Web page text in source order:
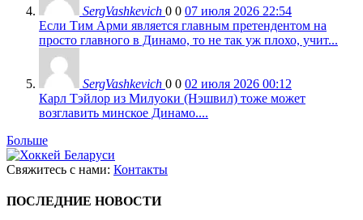
SergVashkevich 0 0 07 июля 2026 22:54
Если Тим Арми является главным претендентом на
просто главного в Динамо, то не так уж плохо, учит...
SergVashkevich 0 0 02 июля 2026 00:12
Карл Тэйлор из Милуоки (Нэшвил) тоже может
возглавить минское Динамо....
Больше
Свяжитесь с нами: Контакты
ПОСЛЕДНИЕ НОВОСТИ